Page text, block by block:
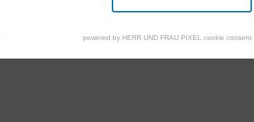
powered by HERR UND FRAU PIXEL cookie consent